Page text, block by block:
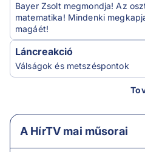
Bayer Zsolt megmondja! Az
matematika! Mindenki
magáét!
Láncreakció
Válságok és metszéspontok
A HírTV mai műsorai